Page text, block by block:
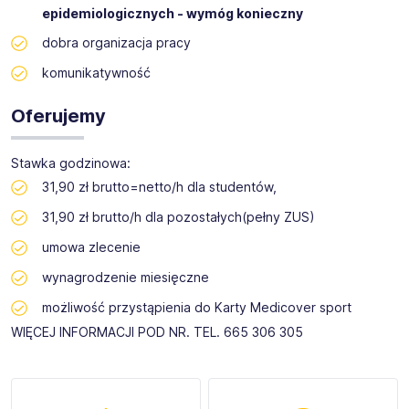
epidemiologicznych - wymóg konieczny
dobra organizacja pracy
komunikatywność
Oferujemy
Stawka godzinowa:
31,90 zł brutto=netto/h dla studentów,
31,90 zł brutto/h dla pozostałych(pełny ZUS)
umowa zlecenie
wynagrodzenie miesięczne
możliwość przystąpienia do Karty Medicover sport
WIĘCEJ INFORMACJI POD NR. TEL. 665 306 305